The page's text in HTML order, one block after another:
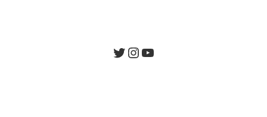
ツイッターインスタグラムユーチューブ